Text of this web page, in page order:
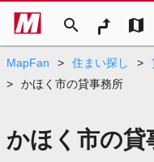
search map
MapFan > 住まい探し >
>
かほく市の貸事務所
かほく市の貸